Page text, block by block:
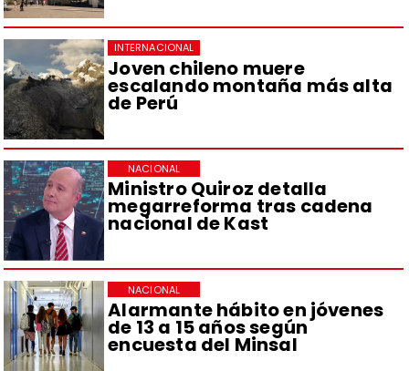
Joven chileno muere
escalando montaña más alta
de Perú
INTERNACIONAL
Ministro Quiroz detalla
megarreforma tras cadena
nacional de Kast
NACIONAL
Alarmante hábito en jóvenes
de 13 a 15 años según
encuesta del Minsal
NACIONAL